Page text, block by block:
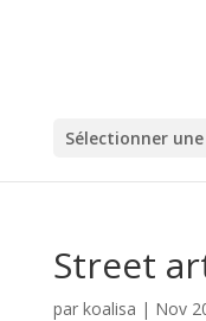
Sélectionner
Street
par koalisa | Nov